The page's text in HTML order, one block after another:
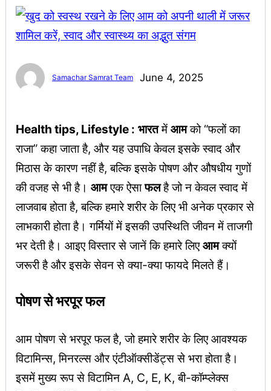
Samachar Samrat Team June 4, 2025
Health tips, Lifestyle : भारतमें आमको “फलों का
राजा” कहा जाता है, और यह उपाधि केवल इसके स्वाद और
मिठास के कारण नहीं है, बल्कि इसके पोषण और औषधीय गुणों
की वजह से भी है। आमएक ऐसाफलहै जो न केवल स्वाद में
लाजवाब होता है, बल्कि हमारे शरीर के लिए भी अनेक प्रकार से
लाभकारी होता है। गर्मियों में इसकी उपस्थिति जीवन में ताजगी
भर देती है। आइए विस्तार से जानें कि हमारे लिएआमक्यों
जरूरी है और इसके सेवन से क्या-क्या फायदे मिलते हैं।
पोषण से भरपूर फल
आम पोषण से भरपूर फल है, जो हमारे शरीर के लिए आवश्यक
विटामिन्स, मिनरल्स और एंटीऑक्सीडेंट्स से भरा होता है।
इसमें मुख्य रूप से विटामिन A, C, E, K, बी-कॉम्प्लेक्स